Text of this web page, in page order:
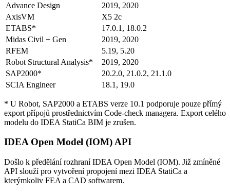
Advance Design
2019, 2020
AxisVM
X5 2c
ETABS*
17.0.1, 18.0.2
Midas Civil + Gen
2019, 2020
RFEM
5.19, 5.20
Robot Structural Analysis*
2019, 2020
SAP2000*
20.2.0, 21.0.2, 21.1.0
SCIA Engineer
18.1, 19.0
* U Robot, SAP2000 a ETABS verze 10.1 podporuje pouze přímý
export přípojů prostřednictvím Code-check managera. Export celého
modelu do IDEA StatiCa BIM je zrušen.
IDEA Open Model (IOM) API
Došlo k předělání rozhraní IDEA Open Model (IOM). Již zmíněné
API slouží pro vytvoření propojení mezi IDEA StatiCa a
kterýmkoliv FEA a CAD softwarem.